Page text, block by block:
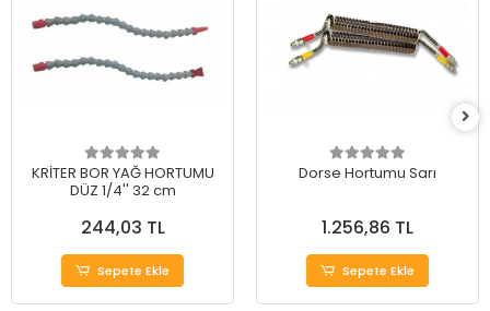
KRİTER BOR YAĞ HORTUMU
DÜZ 1/4'' 32 cm
244,03 TL
Sepete Ekle
Dorse Hortumu Sarı
1.256,86 TL
Sepete Ekle